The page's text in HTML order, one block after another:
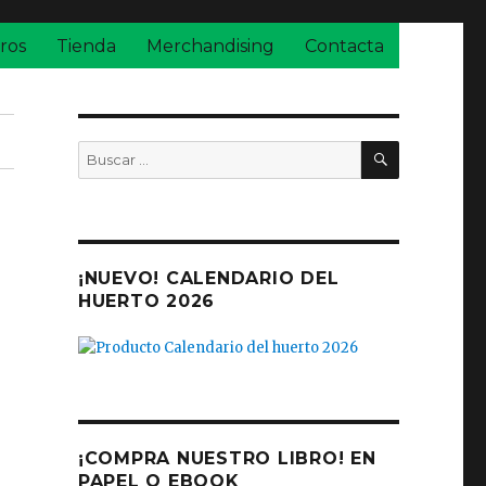
Tienda Merchandising Contacta
Buscar
por:
BUSCAR
¡NUEVO! CALENDARIO DEL
HUERTO 2026
¡COMPRA NUESTRO LIBRO! EN
PAPEL O EBOOK